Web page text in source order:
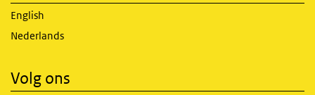
English
Nederlands
Volg ons